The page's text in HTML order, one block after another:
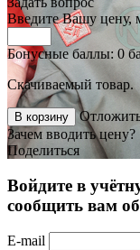
Введите Вашу
Бонусные баллы: 0
Скачиваемый товар.
В корзину
Зачем вводить цену?
Поделиться
Войдите в
сообщить вам об
E-mail